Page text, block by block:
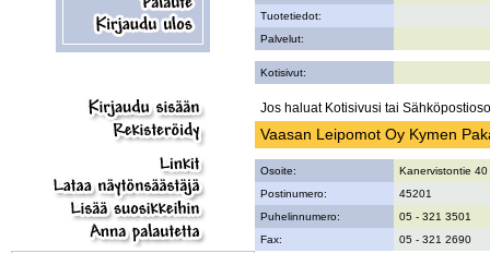
Tuotetiedot:
Palvelut:
Kotisivut:
Jos haluat Kotisivusi tai
Vaasan Leipomot Oy Kymen
Osoite:
Kanervistontie 40
Postinumero:
45201
Puhelinnumero:
05 - 321 3501
Fax:
05 - 321 2690